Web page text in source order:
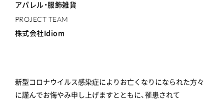
アパレル・服飾雑貨
PROJECT TEAM
株式会社Idiom
新型コロナウイルス感染症によりお亡くなりになられた方々
に謹んでお悔やみ申し上げますとともに、罹患されて